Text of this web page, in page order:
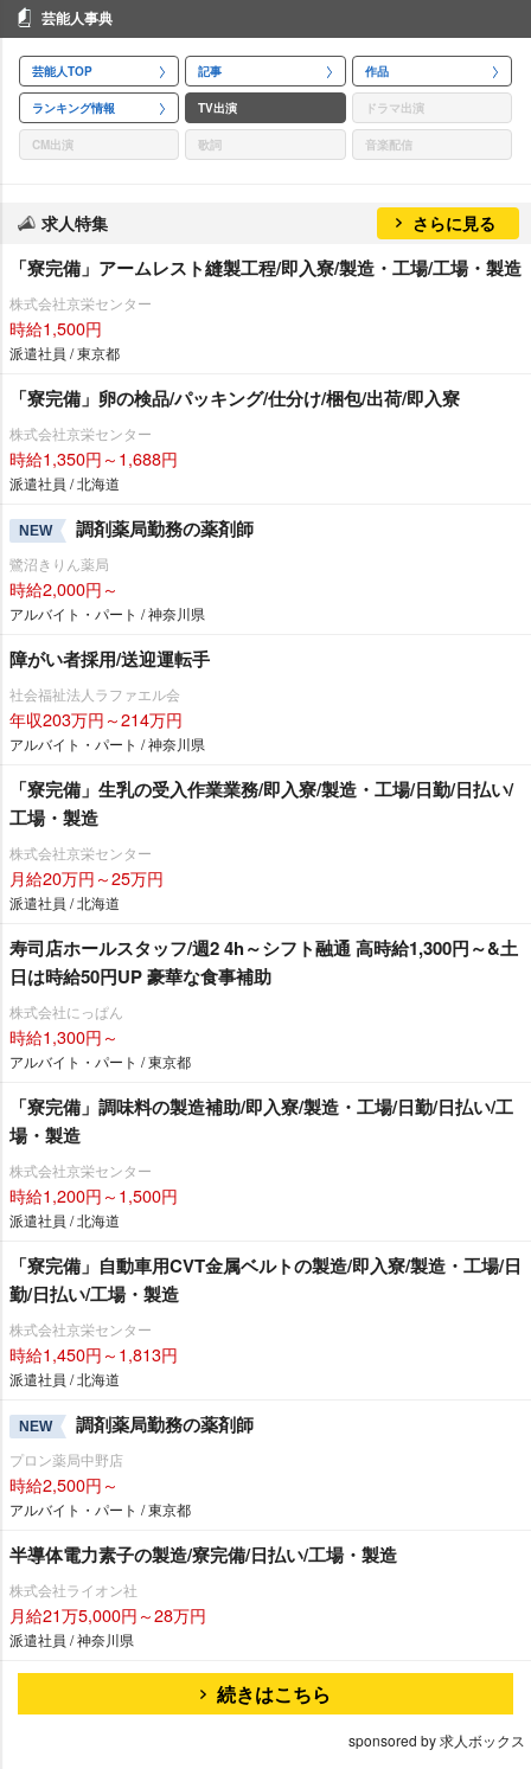
芸能人事典
芸能人TOP 記事 作品
ランキング情報 TV出演 ドラマ出演
CM出演 歌詞 音楽配信
求人特集 さらに見る
「寮完備」アームレスト縫製工程/即入寮/製造・工場/工場・製造
株式会社京栄センター
時給1,500円
派遣社員 / 東京都
「寮完備」卵の検品/パッキング/仕分け/梱包/出荷/即入寮
株式会社京栄センター
時給1,350円～1,688円
派遣社員 / 北海道
NEW 調剤薬局勤務の薬剤師
鷺沼きりん薬局
時給2,000円～
アルバイト・パート / 神奈川県
障がい者採用/送迎運転手
社会福祉法人ラファエル会
年収203万円～214万円
アルバイト・パート / 神奈川県
「寮完備」生乳の受入作業業務/即入寮/製造・工場/日勤/日払い/
工場・製造
株式会社京栄センター
月給20万円～25万円
派遣社員 / 北海道
寿司店ホールスタッフ/週2 4h～シフト融通 高時給1,300円～&土
日は時給50円UP 豪華な食事補助
株式会社にっぱん
時給1,300円～
アルバイト・パート / 東京都
「寮完備」調味料の製造補助/即入寮/製造・工場/日勤/日払い/工
場・製造
株式会社京栄センター
時給1,200円～1,500円
派遣社員 / 北海道
「寮完備」自動車用CVT金属ベルトの製造/即入寮/製造・工場/日
勤/日払い/工場・製造
株式会社京栄センター
時給1,450円～1,813円
派遣社員 / 北海道
NEW 調剤薬局勤務の薬剤師
プロン薬局中野店
時給2,500円～
アルバイト・パート / 東京都
半導体電力素子の製造/寮完備/日払い/工場・製造
株式会社ライオン社
月給21万5,000円～28万円
派遣社員 / 神奈川県
続きはこちら
sponsored by 求人ボックス